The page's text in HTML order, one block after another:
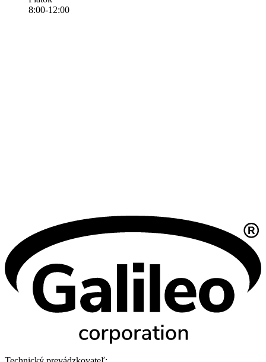
8:00-12:00